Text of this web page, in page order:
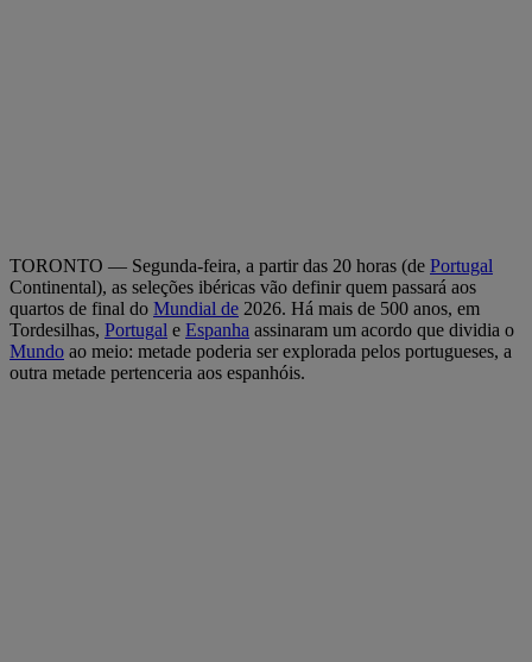
TORONTO — Segunda-feira, a partir das 20 horas (de Portugal
Continental), as seleções ibéricas vão definir quem passará aos
quartos de final do Mundial de 2026. Há mais de 500 anos, em
Tordesilhas, Portugal e Espanha assinaram um acordo que dividia o
Mundo ao meio: metade poderia ser explorada pelos portugueses, a
outra metade pertenceria aos espanhóis.